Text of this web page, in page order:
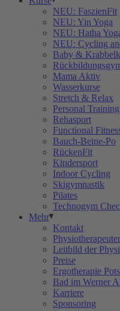
NEU: FaszienFit
NEU: Yin Yoga
NEU: Hatha
NEU: Cycling
Baby &
Mama Aktiv
Wasserkurse
Stretch & Relax
Personal Training
Rehasport
Functional
Bauch-Beine-Po
RückenFit
Kindersport
Indoor Cycling
Skigymnastik
Pilates
Technogym
Mehr
Kontakt
Leitbild der
Preise
Ergotherapie
Bad im Werner
Karriere
Sponsoring